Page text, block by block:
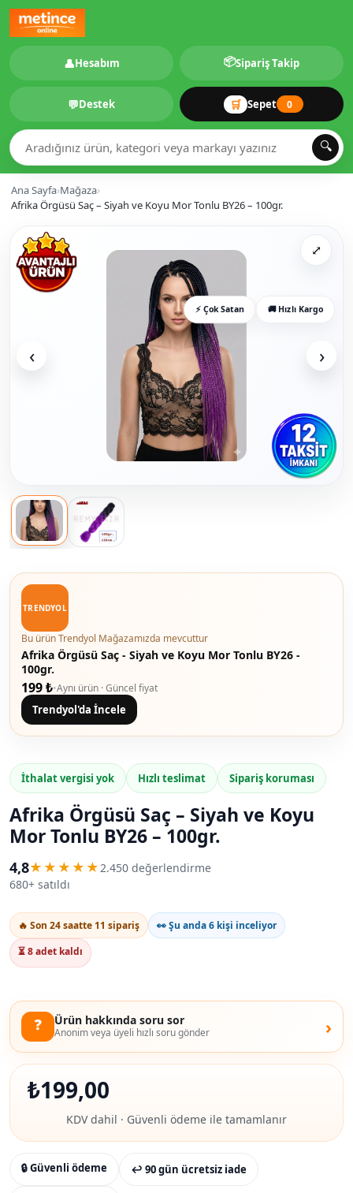
🔍
👤Hesabım 📦Sipariş Takip
💬Destek 🛒 Sepet 0
Ana Sayfa›Mağaza›
Afrika Örgüsü Saç – Siyah ve Koyu Mor Tonlu BY26 – 100gr.
⚡ Çok Satan 🚚 Hızlı Kargo
‹ ›
⤢
TRENDYOL
Bu ürün Trendyol Mağazamızda mevcuttur
Afrika Örgüsü Saç - Siyah ve Koyu Mor Tonlu BY26 -
100gr.
199 ₺•Aynı ürün · Güncel fiyat
Trendyol'da İncele
İthalat vergisi yok Hızlı teslimat Sipariş koruması
Afrika Örgüsü Saç – Siyah ve Koyu
Mor Tonlu BY26 – 100gr.
4,8★★★★★ 2.450 değerlendirme
680+ satıldı
🔥 Son 24 saatte 11 sipariş
👀 Şu anda 6 kişi inceliyor
⏳ 8 adet kaldı
❓ Ürün hakkında soru sor
Anonim veya üyeli hızlı soru gönder ›
₺199,00
KDV dahil · Güvenli ödeme ile tamamlanır
🔒 Güvenli ödeme ↩ 90 gün ücretsiz iade